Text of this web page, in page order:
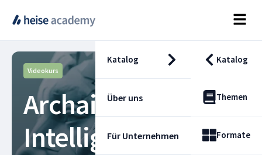
Katalog Katalog
Themen
Formate
Über uns
Für Unternehmen
Videokurs
Archaische
Intelligenz und KI